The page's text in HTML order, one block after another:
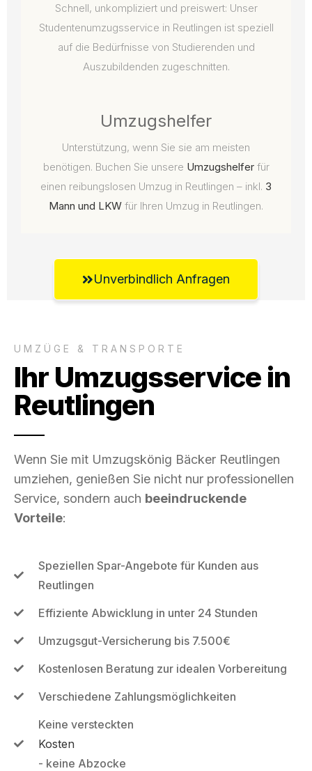
Schnell, unkompliziert und preiswert: Unser
Studentenumzugsservice in Reutlingen ist speziell
auf die Bedürfnisse von Studierenden und
Auszubildenden zugeschnitten.
Umzugshelfer
Unterstützung, wenn Sie sie am meisten
benötigen. Buchen Sie unsere Umzugshelferfür
einen reibungslosen Umzug in Reutlingen – inkl. 3
Mann und LKW für Ihren Umzug in Reutlingen.
Unverbindlich Anfragen
UMZÜGE & TRANSPORTE
Ihr Umzugsservice in
Reutlingen
Wenn Sie mit Umzugskönig Bäcker Reutlingen
umziehen, genießen Sie nicht nur professionellen
Service, sondern auch beeindruckende
Vorteile:
Speziellen Spar-Angebote für Kunden aus
Reutlingen
Effiziente Abwicklung in unter 24 Stunden
Umzugsgut-Versicherung bis 7.500€
Kostenlosen Beratung zur idealen Vorbereitung
Verschiedene Zahlungsmöglichkeiten
Keine versteckten
Kosten
- keine Abzocke